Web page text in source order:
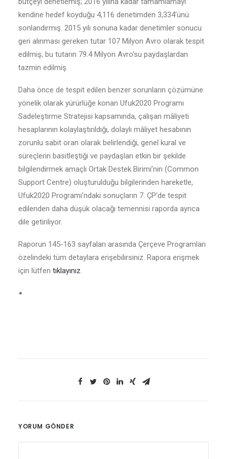
kendine hedef koyduğu 4,116 denetimden 3,334’ünü
sonlandırmış. 2015 yılı sonuna kadar denetimler sonucu
geri alınması gereken tutar 107 Milyon Avro olarak tespit
edilmiş; bu tutarın 79.4 Milyon Avro’su paydaşlardan
tazmin edilmiş.
Daha önce de tespit edilen benzer sorunların çözümüne
yönelik olarak yürürlüğe konan Ufuk2020 Programı
Sadeleştirme Stratejisi kapsamında, çalışan mâliyeti
hesaplarının kolaylaştırıldığı, dolaylı mâliyet hesabının
zorunlu sabit oran olarak belirlendiği, genel kural ve
süreçlerin basitleştiği ve paydaşları etkin bir şekilde
bilgilendirmek amaçlı Ortak Destek Birimi’nin (Common
Support Centre) oluşturulduğu bilgilerinden hareketle,
Ufuk2020 Programı’ndaki sonuçların 7. ÇP’de tespit
edilenden daha düşük olacağı temennisi raporda ayrıca
dile getiriliyor.
Raporun 145-163 sayfaları arasında Çerçeve Programları
özelindeki tüm detaylara erişebilirsiniz. Rapora erişmek
için lütfen tıklayınız.
YORUM GÖNDER